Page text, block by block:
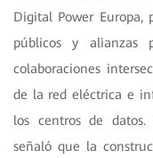
Digital Power Europa,
públicos y alianzas
colaboraciones
de la red eléctrica e
los centros de datos.
señaló que la